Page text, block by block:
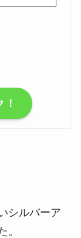
シルバーア
。